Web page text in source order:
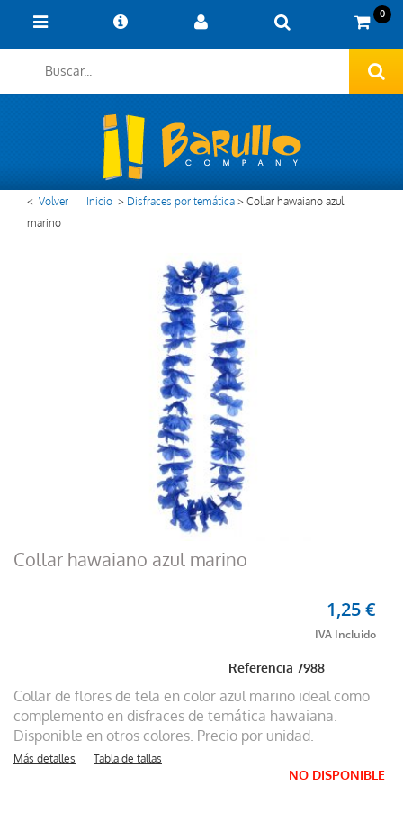
0
< Volver Inicio > Disfraces por temática>Collar hawaiano azul
marino
Collar hawaiano azul marino
Referencia7988
1,25 €
Collar de flores de tela en color azul marino ideal como
complemento en disfraces de temática hawaiana.
Disponible en otros colores. Precio por unidad.
Más detalles Tabla de tallas
NO DISPONIBLE